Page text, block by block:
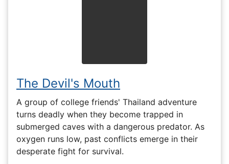
The Devil's Mouth
A group of college friends' Thailand adventure
turns deadly when they become trapped in
submerged caves with a dangerous predator. As
oxygen runs low, past conflicts emerge in their
desperate fight for survival.